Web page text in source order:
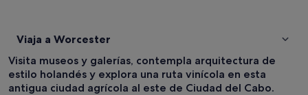
Viaja a Worcester
Visita museos y galerías, contempla arquitectura de
estilo holandés y explora una ruta vinícola en esta
antigua ciudad agrícola al este de Ciudad del Cabo.